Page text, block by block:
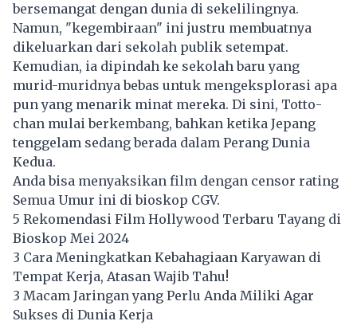
bersemangat dengan dunia di sekelilingnya.
Namun, "kegembiraan" ini justru membuatnya
dikeluarkan dari sekolah publik setempat.
Kemudian, ia dipindah ke sekolah baru yang
murid-muridnya bebas untuk mengeksplorasi apa
pun yang menarik minat mereka. Di sini, Totto-
chan mulai berkembang, bahkan ketika Jepang
tenggelam sedang berada dalam Perang Dunia
Kedua.
Anda bisa menyaksikan film dengan censor rating
Semua Umur ini di bioskop CGV.
5 Rekomendasi Film Hollywood Terbaru Tayang di
Bioskop Mei 2024
3 Cara Meningkatkan Kebahagiaan Karyawan di
Tempat Kerja, Atasan Wajib Tahu!
3 Macam Jaringan yang Perlu Anda Miliki Agar
Sukses di Dunia Kerja